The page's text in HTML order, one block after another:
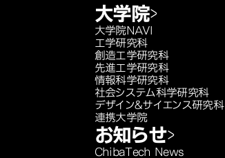
大学院
大学院NAVI
工学研究科
創造工学研究科
先進工学研究科
情報科学研究科
社会システム科学研究科
デザイン＆サイエンス研究科
連携大学院
お知らせ
ChibaTech News